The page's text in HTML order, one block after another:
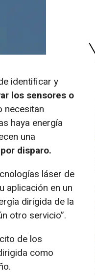
identificar y
los sensores o
necesitan
haya energía
una
disparo.
láser de
aplicación en un
dirigida de la
otro servicio”.
de los
como